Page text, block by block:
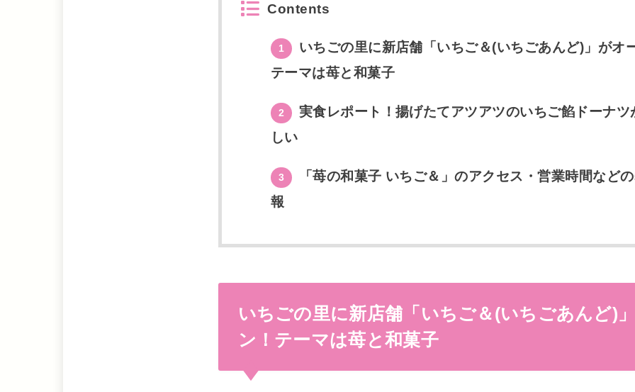
Contents
1
いちごの里に新店舗「いちご＆(いちごあんど)」がオ
テーマは苺と和菓子
2
実食レポート！揚げたてアツアツのいちご餡ドーナツ
しい
3
「苺の和菓子 いちご＆」のアクセス・営業時間など
報
いちごの里に新店舗「いちご＆(いちごあんど)
ン！テーマは苺と和菓子